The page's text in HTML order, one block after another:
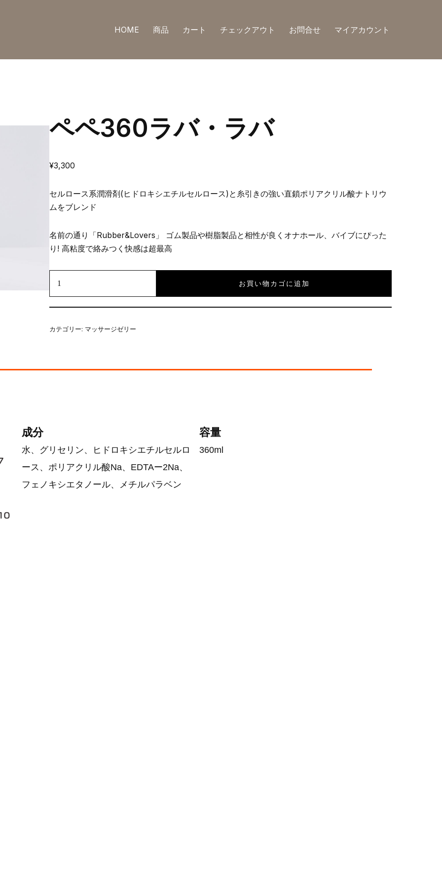
HOME 商品 カート チェックアウト お問合せ マイアカウント
ペペ360ラバ・ラバ
¥3,300
セルロース系潤滑剤(ヒドロキシエチルセルロース)と糸引きの強い直鎖ポリアクリル酸ナトリウ
ムをブレンド
名前の通り「Rubber&Lovers」 ゴム製品や樹脂製品と相性が良くオナホール、バイブにぴった
り! 高粘度で絡みつく快感は超最高
お買い物カゴに追加
カテゴリー: マッサージゼリー
成分
水、グリセリン、ヒドロキシエチルセルロ
ース、ポリアクリル酸Na、EDTAー2Na、
フェノキシエタノール、メチルパラベン
容量
360ml